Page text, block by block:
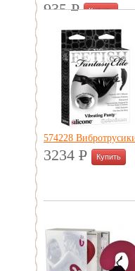
935P
574228
3234 P
УБ.